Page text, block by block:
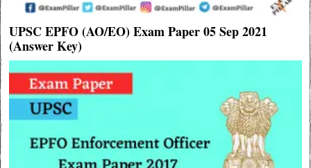
UPSC EPFO (AO/EO) Exam Paper 05 Sep 2021
(Answer Key)